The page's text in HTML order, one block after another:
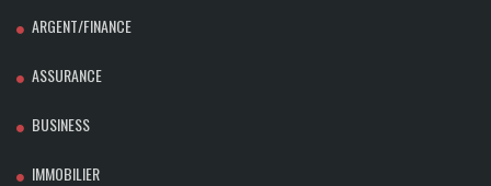
ARGENT/FINANCE
ASSURANCE
BUSINESS
IMMOBILIER